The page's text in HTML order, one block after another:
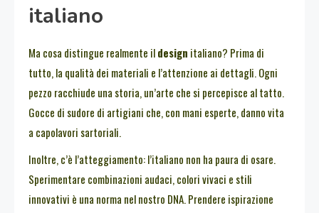
italiano
Ma cosa distingue realmente ildesign italiano? Prima di
tutto, la qualità dei materiali e l’attenzione ai dettagli. Ogni
pezzo racchiude una storia, un’arte che si percepisce al tatto.
Gocce di sudore di artigiani che, con mani esperte, danno vita
a capolavori sartoriali.
Inoltre, c’è l’atteggiamento: l’italiano non ha paura di osare.
Sperimentare combinazioni audaci, colori vivaci e stili
innovativi è una norma nel nostro DNA. Prendere ispirazione